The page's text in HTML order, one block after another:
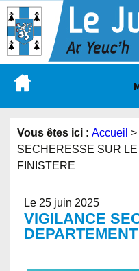
Vous êtes ici : Accueil >
SECHERESSE SUR
FINISTERE
Le 25 juin 2025
VIGILANCE